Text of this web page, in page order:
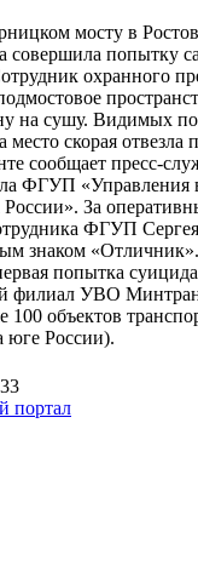
мосту в
совершила попытку
охранного
на сушу. Видимых
скорая отвезла
сообщает пресс-
ФГУП «Управления
За
ФГУП
знаком
попытка
филиал УВО
100 объектов
юге России).
портал